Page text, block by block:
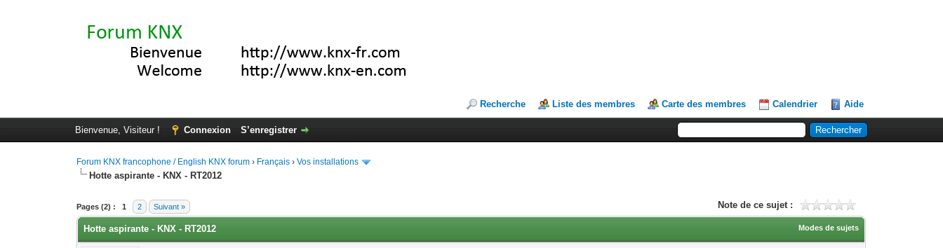
Recherche Liste des membres Carte des membres Calendrier Aide
Bienvenue, Visiteur ! Connexion S’enregistrer
Forum KNX francophone / English KNX forum › Français ›Vos installations
Hotte aspirante - KNX - RT2012
Pages (2) : 1 2 Suivant » Note de ce sujet :
Moyenne : 0 (0 vote(s))
1
2
3
4
5
Modes de sujets
Hotte aspirante - KNX - RT2012